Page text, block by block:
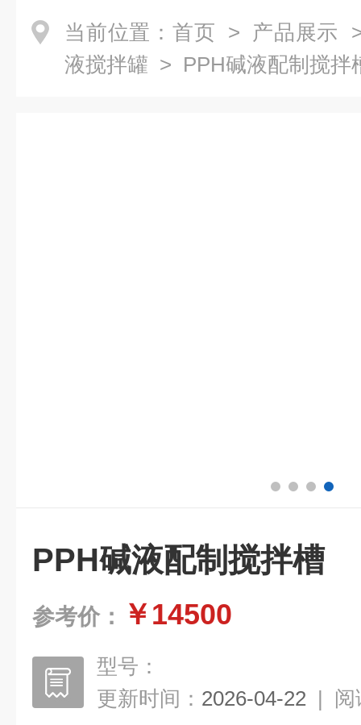
当前位置： 首页 > 产品展示
液搅拌罐 > PPH碱液配制搅拌
PPH碱液配制搅拌槽
参考价： ￥14500
型号：
更新时间： 2026-04-22 | 阅